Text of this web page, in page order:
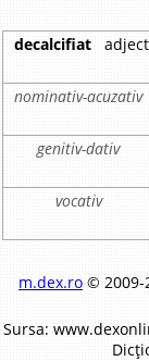
decalcifiat
nominativ-acuzativ
genitiv-dativ
vocativ
m.dex.ro© 2009-
Sursa: